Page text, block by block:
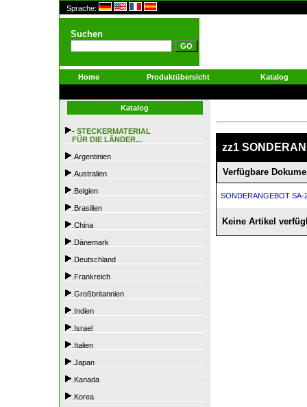
Sprache:
Suchen
Home Produktübersicht Katalog
Katalog
- STECKERMATERIAL
FÜR DIE LÄNDER...
.Argentinien
.Australien
.Belgien
.Brasilien
.China
.Dänemark
.Deutschland
.Frankreich
.Großbritannien
.Indien
.Israel
.Italien
.Japan
.Kanada
.Korea
zz1
Verfügbare
SONDERANGEBOT SA-
Keine Artikel